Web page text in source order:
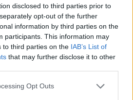
disclosed to third parties prior to
opt-out of the further
information by third parties on the
participants. This information may
to third parties on the IAB’s List of
that may further disclose it to other
Opt Outs
1 2 3 4
Τέλος Σελίδα 2 από 6
ΥΓΕΙΑΣ